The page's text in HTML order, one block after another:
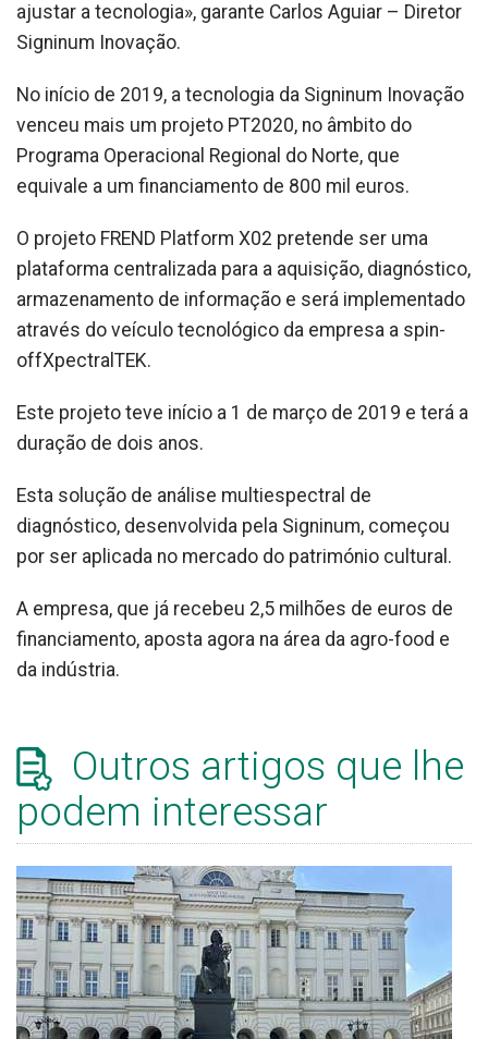
ajustar a tecnologia», garante Carlos Aguiar – Diretor
Signinum Inovação.
No início de 2019, a tecnologia da Signinum Inovação
venceu mais um projeto PT2020, no âmbito do
Programa Operacional Regional do Norte, que
equivale a um financiamento de 800 mil euros.
O projeto FREND Platform X02 pretende ser uma
plataforma centralizada para a aquisição, diagnóstico,
armazenamento de informação e será implementado
através do veículo tecnológico da empresa a spin-
offXpectralTEK.
Este projeto teve início a 1 de março de 2019 e terá a
duração de dois anos.
Esta solução de análise multiespectral de
diagnóstico, desenvolvida pela Signinum, começou
por ser aplicada no mercado do património cultural.
A empresa, que já recebeu 2,5 milhões de euros de
financiamento, aposta agora na área da agro-food e
da indústria.
Outros artigos que lhe
podem interessar